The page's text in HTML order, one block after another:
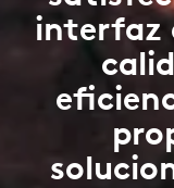
interfaz